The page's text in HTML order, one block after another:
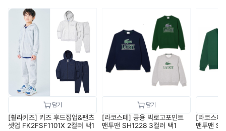
[휠라키즈] 키즈 후드집업&팬츠
셋업 FK2FSF1101X 2컬러 택1
[라코스테] 공용 빅로고포인트
맨투맨 SH1228 3컬러 택1
[라코스테
맨투맨